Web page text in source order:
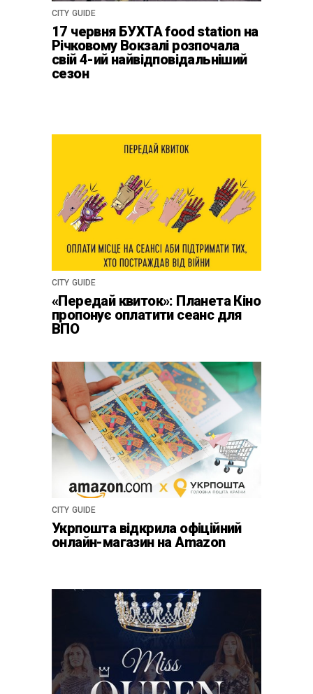
CITY GUIDE
17 червня БУХТА food station на
Річковому Вокзалі розпочала
свій 4-ий найвідповідальніший
сезон
CITY GUIDE
«Передай квиток»: Планета Кіно
пропонує оплатити сеанс для
ВПО
CITY GUIDE
Укрпошта відкрила офіційний
онлайн-магазин на Amazon